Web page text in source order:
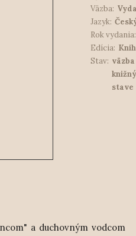
Väzba:
Jazyk:
Rok vydania:
Edícia:
Stav:
stave
a duchovným vodcom